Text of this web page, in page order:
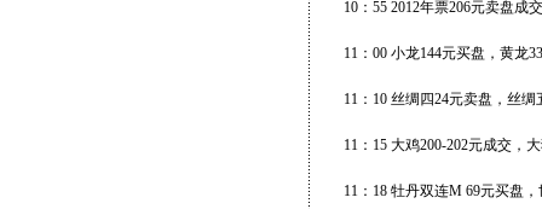
10：55 2012年票206元卖盘成交
11：00 小龙144元买盘，黄龙
11：10 丝绸四24元卖盘，丝
11：15 大鸡200-202元成交，
11：18 牡丹双连M 69元买盘